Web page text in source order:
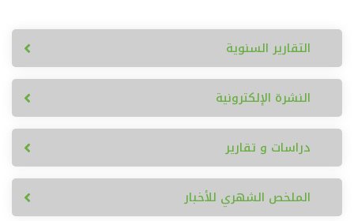
التقارير السنوية
النشرة الإلكترونية
دراسات و تقارير
الملخص الشهري للأخبار